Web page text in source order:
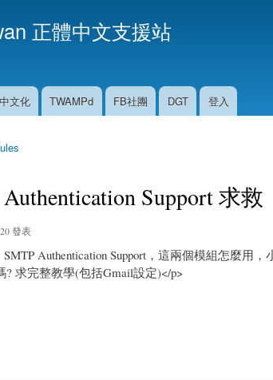
正體中文支援站
中文化 TWAMPd FB社團 DGT 登入
Support 求救
發表
Authentication Support，這兩個模組怎麼用
求完整教學(包括Gmail設定)</p>